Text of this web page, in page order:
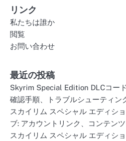
リンク
私たちは誰か
閲覧
お問い合わせ
最近の投稿
Skyrim Special Edition DLCコー
確認手順、トラブルシューティン
スカイリム スペシャル エディシ
ブ: アカウントリンク、コンテン
スカイリム スペシャル エディシ